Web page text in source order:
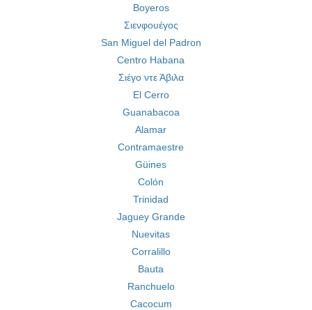
Boyeros
Σιενφουέγος
San Miguel del Padron
Centro Habana
Σιέγο ντε Άβιλα
El Cerro
Guanabacoa
Alamar
Contramaestre
Güines
Colón
Trinidad
Jaguey Grande
Nuevitas
Corralillo
Bauta
Ranchuelo
Cacocum